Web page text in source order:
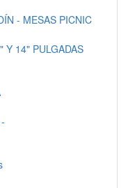
- MESAS PICNIC
Y 14" PULGADAS